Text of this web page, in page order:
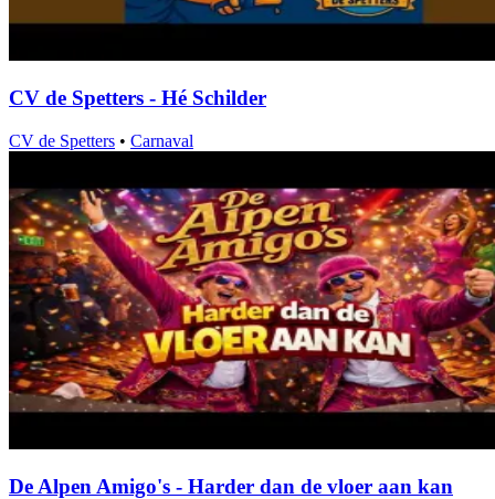
CV de Spetters - Hé Schilder
CV de Spetters • Carnaval
De Alpen Amigo's - Harder dan de vloer aan kan